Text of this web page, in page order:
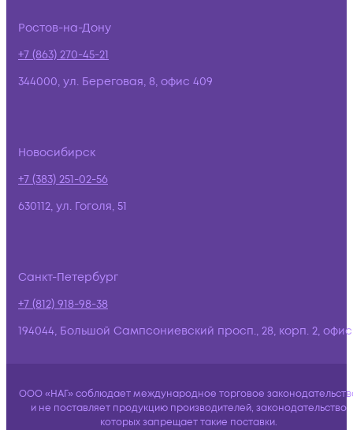
Ростов-на-Дону
+7 (863) 270-45-21
344000, ул. Береговая, 8, офис 409
Новосибирск
+7 (383) 251-02-56
630112, ул. Гоголя, 51
Санкт-Петербург
+7 (812) 918-98-38
194044, Большой Сампсониевский просп., 28, корп. 2,
ООО «НАГ» соблюдает международное торговое
и не поставляет продукцию производителей, законодательство
которых запрещает такие поставки.